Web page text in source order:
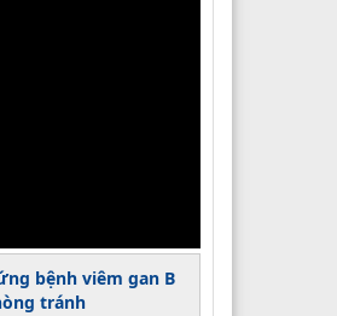
bệnh viêm gan B
tránh